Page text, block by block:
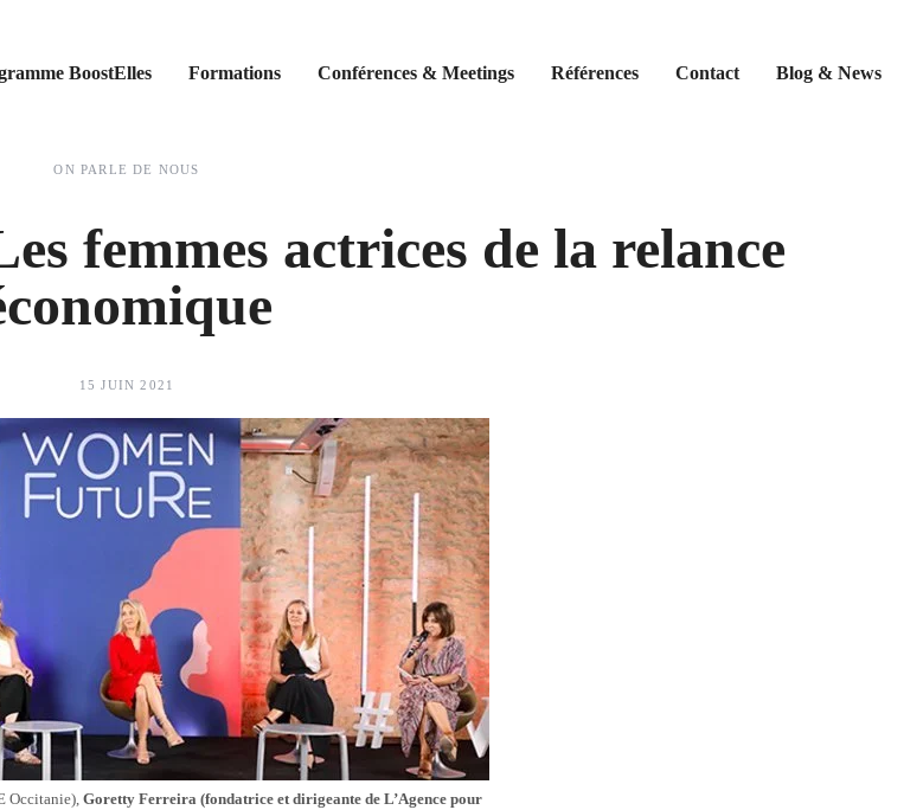
BoostElles Formations Conférences & Meetings Références Contact Blog & News
ON PARLE DE NOUS
femmes actrices de la relance
15 JUIN 2021
Occitanie),Goretty Ferreira (fondatrice et dirigeante de L’Agence pour